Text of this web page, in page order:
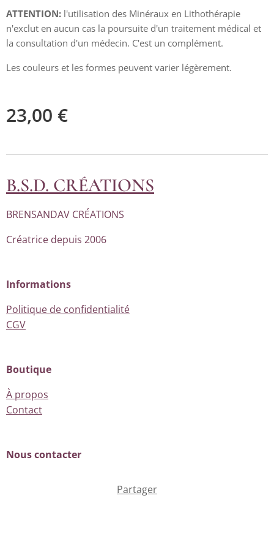
ATTENTION: l'utilisation des Minéraux en Lithothérapie
n'exclut en aucun cas la poursuite d'un traitement médical et
la consultation d'un médecin. C'est un complément.
Les couleurs et les formes peuvent varier légèrement.
23,00 €
B.S.D. CRÉATIONS
BRENSANDAV CRÉATIONS
Créatrice depuis 2006
Informations
Politique de confidentialité
CGV
Boutique
À propos
Contact
Nous contacter
Partager